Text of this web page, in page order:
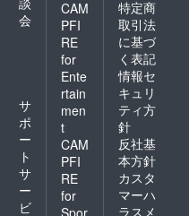
会
サ
ポ
ー
ト
サ
ー
ビ
CAM
PFI
RE
for
Ente
rtain
men
t
CAM
PFI
RE
for
特定商
取引法
に基づ
く表記
情報セ
キュリ
ティ方
針
反社基
本方針
カスタ
マーハ
ラスメ